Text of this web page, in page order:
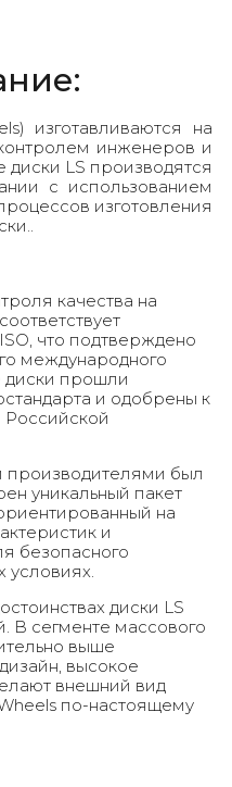
изготавливаются на
инженеров и
диски LS производятся
с использованием
изготовления
качества на
что подтверждено
международного
диски прошли
и одобрены к
производителями был
уникальный пакет
на
и
безопасного
условиях.
диски LS
В сегменте массового
выше
высокое
внешний вид
по-настоящему